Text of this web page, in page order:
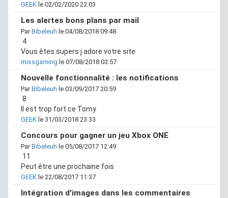
GEEK le 02/02/2020 22:03
Les alertes bons plans par mail
ParBibeleuh le 04/08/2018 09:48
4
Vous êtes supers j adore votre site
missgaming le 07/08/2018 03:57
Nouvelle fonctionnalité : les notifications
ParBibeleuh le 03/09/2017 20:59
8
Il est trop fort ce Tomy
GEEK le 31/03/2018 23:33
Concours pour gagner un jeu Xbox ONE
ParBibeleuh le 05/08/2017 12:49
11
Peut être une prochaine fois
GEEK le 22/08/2017 11:37
Intégration d'images dans les commentaires